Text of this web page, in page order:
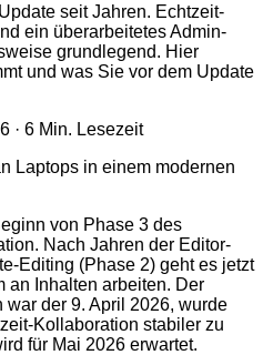
seit Jahren. Echtzeit-
ein überarbeitetes Admin-
grundlegend. Hier
und was Sie vor dem Update
· 6 Min. Lesezeit
von Phase 3 des
Nach Jahren der Editor-
Editing (Phase 2) geht es jetzt
an Inhalten arbeiten. Der
der 9. April 2026, wurde
Kollaboration stabiler zu
für Mai 2026 erwartet.